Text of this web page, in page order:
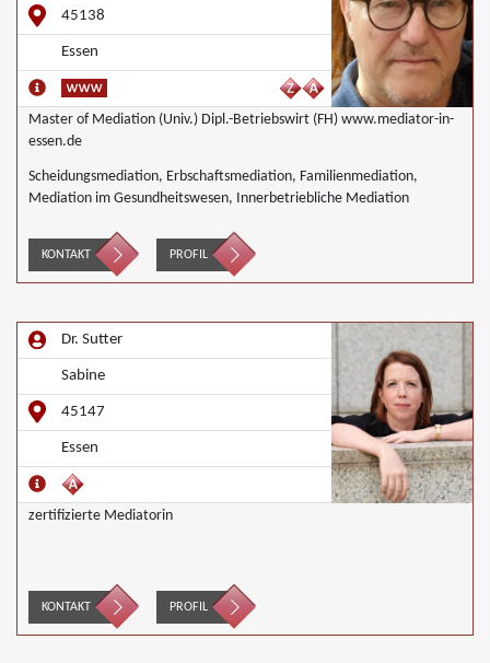
45138
Essen
Master of Mediation (Univ.) Dipl.-Betriebswirt (FH) www.mediator-in-
essen.de
Scheidungsmediation, Erbschaftsmediation, Familienmediation,
Mediation im Gesundheitswesen, Innerbetriebliche Mediation
KONTAKT PROFIL
Dr. Sutter
Sabine
45147
Essen
zertifizierte Mediatorin
KONTAKT PROFIL